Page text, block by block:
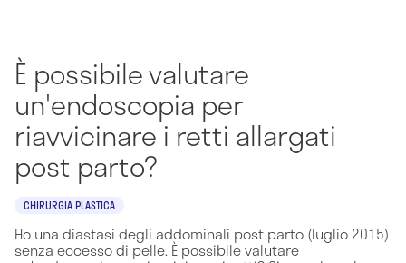
È possibile valutare
un'endoscopia per
riavvicinare i retti allargati
post parto?
CHIRURGIA PLASTICA
Ho una diastasi degli addominali post parto (luglio 2015)
senza eccesso di pelle. È possibile valutare